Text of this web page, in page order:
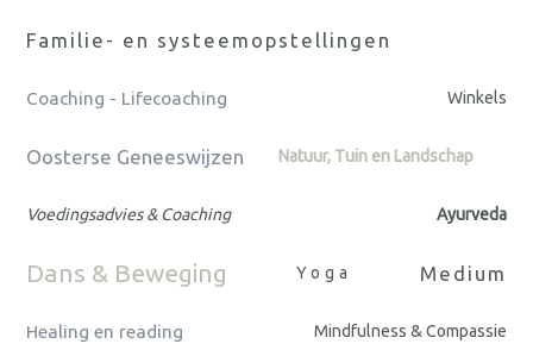
Familie- en systeemopstellingen
Coaching - Lifecoaching Winkels
Oosterse Geneeswijzen Natuur, Tuin en Landschap
Voedingsadvies & Coaching Ayurveda
Dans & Beweging Yoga Medium
Healing en reading Mindfulness & Compassie